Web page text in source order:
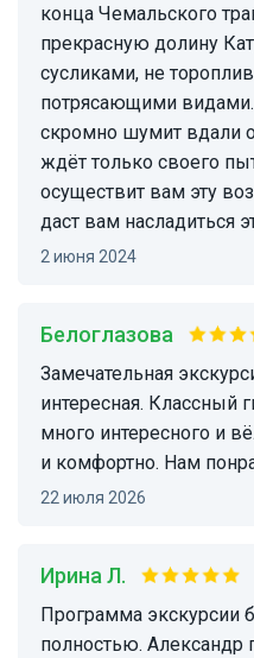
конца Чемальского
прекрасную долину
сусликами, не
потрясающими
скромно шумит вдали
ждёт только своего
осуществит вам эту
даст вам насладиться
2 июня 2024
Белоглазова
Замечательная экскурсия, насыщенная и
интересная. Классный
много интересного и
и комфортно. Нам
22 июля 2026
Ирина Л.
Программа экскурсии была выполнена
полностью. Александр